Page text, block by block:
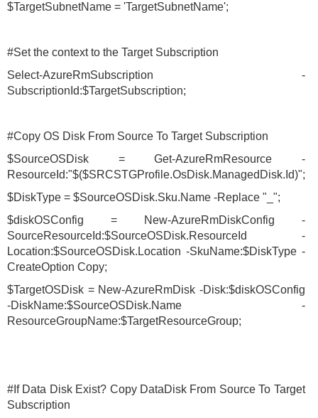
$TargetSubnetName = 'TargetSubnetName';
#Set the context to the Target Subscription
Select-AzureRmSubscription -
SubscriptionId:$TargetSubscription;
#Copy OS Disk From Source To Target Subscription
$SourceOSDisk = Get-AzureRmResource -
ResourceId:"$($SRCSTGProfile.OsDisk.ManagedDisk.Id)";
$DiskType = $SourceOSDisk.Sku.Name -Replace "_";
$diskOSConfig = New-AzureRmDiskConfig -
SourceResourceId:$SourceOSDisk.ResourceId -
Location:$SourceOSDisk.Location -SkuName:$DiskType -
CreateOption Copy;
$TargetOSDisk = New-AzureRmDisk -Disk:$diskOSConfig
-DiskName:$SourceOSDisk.Name -
ResourceGroupName:$TargetResourceGroup;
#If Data Disk Exist? Copy DataDisk From Source To Target
Subscription